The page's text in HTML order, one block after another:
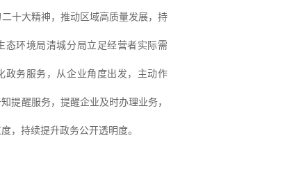
十大精神，推动区域高质量发展，持
态环境局清城分局立足经营者实际需
政务服务，从企业角度出发，主动作
提醒服务，提醒企业及时办理业务，
，持续提升政务公开透明度。